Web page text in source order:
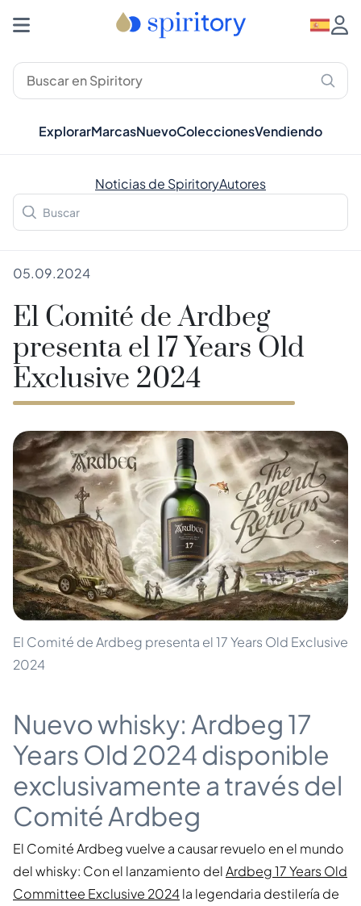
ExplorarMarcasNuevoColeccionesVendiendo
Noticias de SpiritoryAutores
05.09.2024
El Comité de Ardbeg
presenta el 17 Years Old
Exclusive 2024
El Comité de Ardbeg presenta el 17 Years Old Exclusive
2024
Nuevo whisky: Ardbeg 17
Years Old 2024 disponible
exclusivamente a través del
Comité Ardbeg
El Comité Ardbeg vuelve a causar revuelo en el mundo
del whisky: Con el lanzamiento delArdbeg 17 Years Old
Committee Exclusive 2024la legendaria destilería de